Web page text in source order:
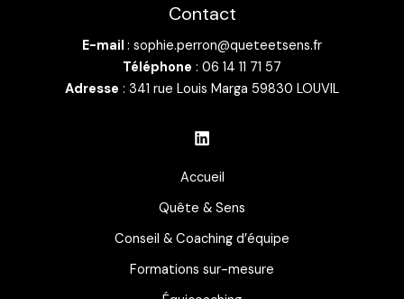
Contact
E-mail : sophie.perron@queteetsens.fr
Téléphone : 06 14 11 71 57
Adresse : 341 rue Louis Marga 59830 LOUVIL
Accueil
Quête & Sens
Conseil & Coaching d’équipe
Formations sur-mesure